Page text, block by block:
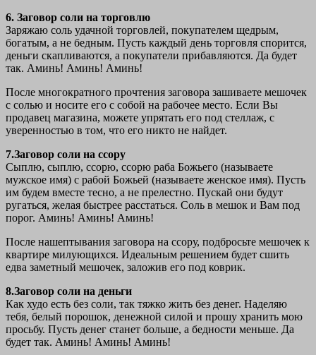
6. Заговор соли на торговлю
Заряжаю соль удачной торговлей, покупателем щедрым,
богатым, а не бедным. Пусть каждый день торговля спорится,
деньги скапливаются, а покупатели прибавляются. Да будет
так. Аминь! Аминь! Аминь!
После многократного прочтения заговора зашиваете мешочек
с солью и носите его с собой на рабочее место. Если Вы
продавец магазина, можете упрятать его под стеллаж, с
уверенностью в том, что его никто не найдет.
7.Заговор соли на ссору
Сыплю, сыплю, ссорю, ссорю раба Божьего (называете
мужское имя) с рабой Божьей (называете женское имя). Пусть
им будем вместе тесно, а не прелестно. Пускай они будут
ругаться, желая быстрее расстаться. Соль в мешок и Вам под
порог. Аминь! Аминь! Аминь!
После нашептывания заговора на ссору, подбросьте мешочек к
квартире милующихся. Идеальным решением будет сшить
едва заметный мешочек, заложив его под коврик.
8.Заговор соли на деньги
Как худо есть без соли, так тяжко жить без денег. Наделяю
тебя, белый порошок, денежной силой и прошу хранить мою
просьбу. Пусть денег станет больше, а бедности меньше. Да
будет так. Аминь! Аминь! Аминь!